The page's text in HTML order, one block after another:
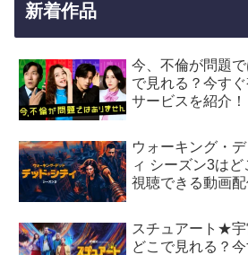
新着作品
今、不倫が問題
で見れる？今す
サービスを紹介！
ウォーキング・
ィ シーズン3は
視聴できる動画
スチュアート★
どこで見れる？